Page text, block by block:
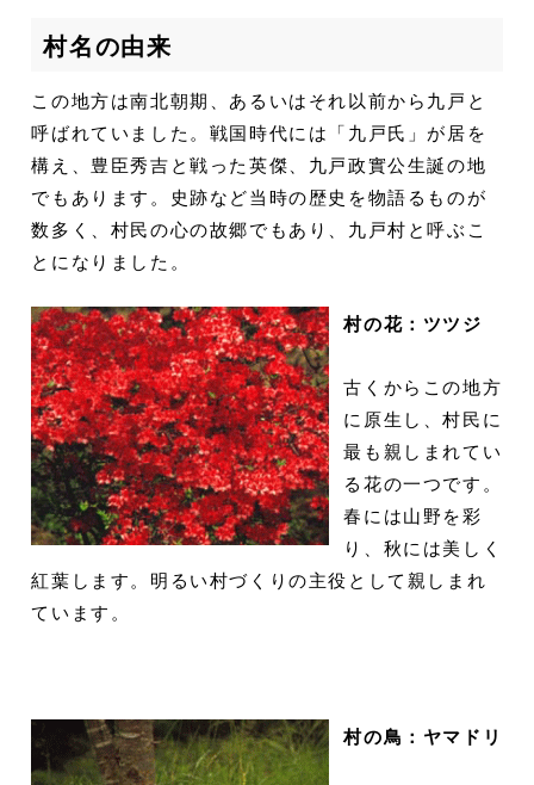
村名の由来
この地方は南北朝期、あるいはそれ以前から九戸と
呼ばれていました。戦国時代には「九戸氏」が居を
構え、豊臣秀吉と戦った英傑、九戸政實公生誕の地
でもあります。史跡など当時の歴史を物語るものが
数多く、村民の心の故郷でもあり、九戸村と呼ぶこ
とになりました。
村の花：ツツジ
古くからこの地方
に原生し、村民に
最も親しまれてい
る花の一つです。
春には山野を彩
り、秋には美しく
紅葉します。明るい村づくりの主役として親しまれ
ています。
村の鳥：ヤマドリ